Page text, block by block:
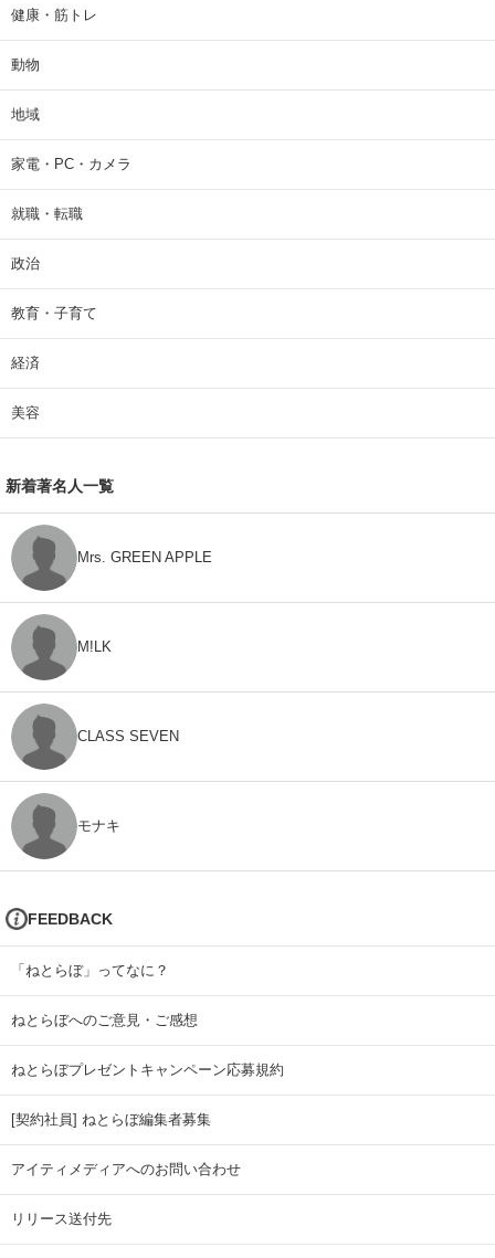
健康・筋トレ
動物
地域
家電・PC・カメラ
就職・転職
政治
教育・子育て
経済
美容
新着著名人一覧
Mrs. GREEN APPLE
M!LK
CLASS SEVEN
モナキ
FEEDBACK
「ねとらぼ」ってなに？
ねとらぼへのご意見・ご感想
ねとらぼプレゼントキャンペーン応募規約
[契約社員] ねとらぼ編集者募集
アイティメディアへのお問い合わせ
リリース送付先